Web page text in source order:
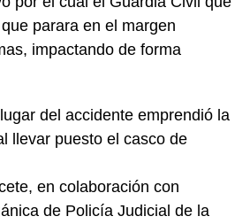
parara en el margen
impactando de forma
del accidente emprendió la
llevar puesto el casco de
en colaboración con
de Policía Judicial de la